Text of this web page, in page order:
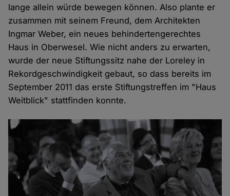
lange allein würde bewegen können. Also plante er
zusammen mit seinem Freund, dem Architekten
Ingmar Weber, ein neues behindertengerechtes
Haus in Oberwesel. Wie nicht anders zu erwarten,
wurde der neue Stiftungssitz nahe der Loreley in
Rekordgeschwindigkeit gebaut, so dass bereits im
September 2011 das erste Stiftungstreffen im "Haus
Weitblick" stattfinden konnte.